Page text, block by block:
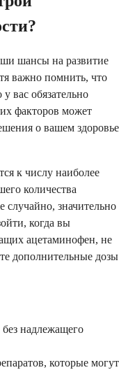
шансы на развитие
важно помнить, что
вас обязательно
факторов может
о вашем здоровье
к числу наиболее
количества
случайно, значительно
когда вы
ацетаминофен, не
дополнительные дозы
надлежащего
которые могут